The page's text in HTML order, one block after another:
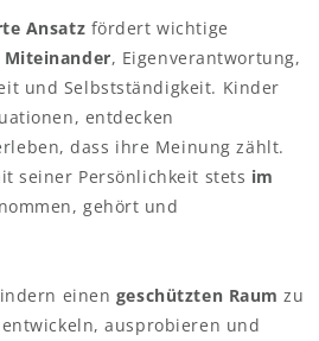
ABC
Konzept
Ansatz
Ansatz fördert wichtige
Miteinander, Eigenverantwortung,
und Selbstständigkeit. Kinder
entdecken
dass ihre Meinung zählt.
seiner Persönlichkeit stets im
gehört und
einen geschützten Raum zu
ausprobieren und